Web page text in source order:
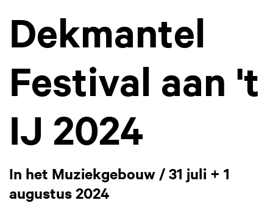
Dekmantel
Festival aan 't
IJ 2024
In het Muziekgebouw / 31 juli + 1
augustus 2024